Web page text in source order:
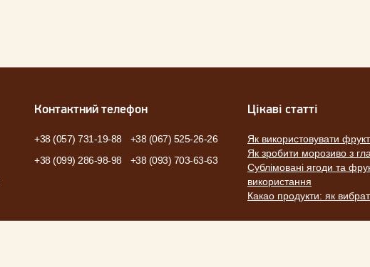
Контактний телефон
+38 (057) 731-19-88
+38 (067) 525-26-26
+38 (099) 286-98-98
+38 (093) 703-63-63
Цікаві статті
Як використовувати
Як зробити морозиво з
Сублімовані ягоди та
використання
Какао продукти: як